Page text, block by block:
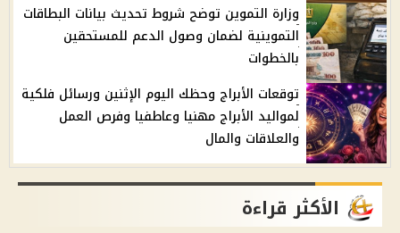
وزارة التموين توضح شروط تحديث بيانات البطاقات
التموينية لضمان وصول الدعم للمستحقين
بالخطوات
توقعات الأبراج وحظك اليوم الإثنين ورسائل فلكية
لمواليد الأبراج مهنيا وعاطفيا وفرص العمل
والعلاقات والمال
الأكثر قراءة